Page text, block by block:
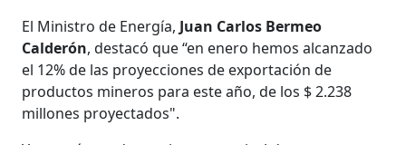
El Ministro de Energía, Juan Carlos Bermeo
Calderón, destacó que “en enero hemos alcanzado
el 12% de las proyecciones de exportación de
productos mineros para este año, de los $ 2.238
millones proyectados".